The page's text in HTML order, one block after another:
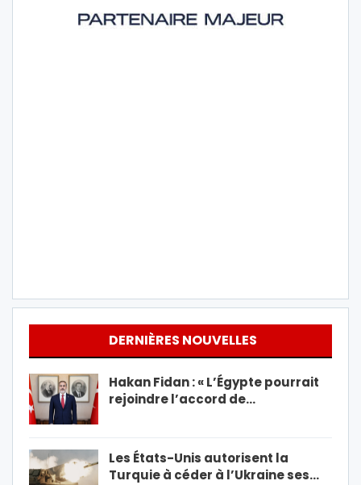
DERNIÈRES NOUVELLES
Hakan Fidan : « L’Égypte pourrait
rejoindre l’accord de…
Les États-Unis autorisent la
Turquie à céder à l’Ukraine ses…